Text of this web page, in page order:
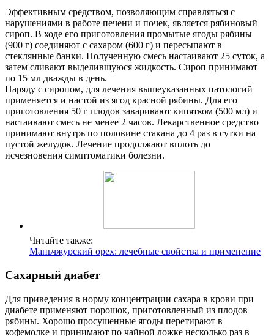
Эффективным средством, позволяющим справляться с
нарушениями в работе печени и почек, является рябиновый
сироп. В ходе его приготовления промытые ягоды рябины
(900 г) соединяют с сахаром (600 г) и пересыпают в
стеклянные банки. Полученную смесь настаивают 25 суток, а
затем сливают выделившуюся жидкость. Сироп принимают
по 15 мл дважды в день.
Наряду с сиропом, для лечения вышеуказанных патологий
применяется и настой из ягод красной рябины. Для его
приготовления 50 г плодов заваривают кипятком (500 мл) и
настаивают смесь не менее 2 часов. Лекарственное средство
принимают внутрь по половине стакана до 4 раз в сутки на
пустой желудок. Лечение продолжают вплоть до
исчезновения симптоматики болезни.
Читайте также:
Маньчжурский орех: лечебные свойства и применение
Сахарный диабет
Для приведения в норму концентрации сахара в крови при
диабете применяют порошок, приготовленный из плодов
рябины. Хорошо просушенные ягоды перетирают в
кофемолке и принимают по чайной ложке несколько раз в